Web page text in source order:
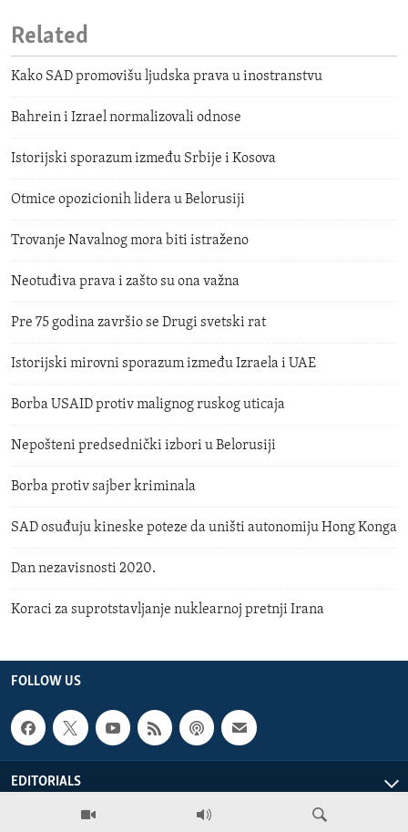
Related
Kako SAD promovišu ljudska prava u inostranstvu
Bahrein i Izrael normalizovali odnose
Istorijski sporazum između Srbije i Kosova
Otmice opozicionih lidera u Belorusiji
Trovanje Navalnog mora biti istraženo
Neotuđiva prava i zašto su ona važna
Pre 75 godina završio se Drugi svetski rat
Istorijski mirovni sporazum između Izraela i UAE
Borba USAID protiv malignog ruskog uticaja
Nepošteni predsednički izbori u Belorusiji
Borba protiv sajber kriminala
SAD osuđuju kineske poteze da uništi autonomiju Hong Konga
Dan nezavisnosti 2020.
Koraci za suprotstavljanje nuklearnoj pretnji Irana
FOLLOW US
EDITORIALS